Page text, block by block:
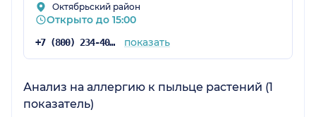
Октябрьский район
Открыто до 15:00
+7 (800) 234-40-50 показать
Анализ на аллергию к пыльце растений (1
показатель)